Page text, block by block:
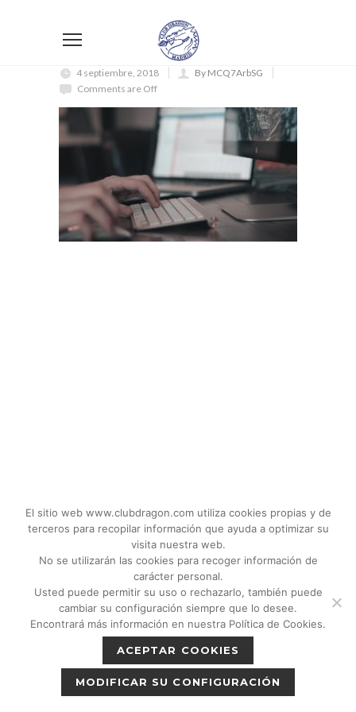
4 septiembre, 2018
By MCQ7ArbSG
Comments are Off
© 2018 - 2026 CLUB DRAGON MADRID |
C/Don Quijote, 5 Semisotano. Madrid (28020)
Política de privacidad|Política de cookies
El sitio web www.clubdragon.com utiliza cookies propias y de
terceros para recopilar información que ayuda a optimizar su
visita nuestra web.
No se utilizarán las cookies para recoger información de
carácter personal.
Usted puede permitir su uso o rechazarlo, también puede
cambiar su configuración siempre que lo desee.
Encontrará más información en nuestra Política de Cookies.
ACEPTAR COOKIES
MODIFICAR SU CONFIGURACIÓN